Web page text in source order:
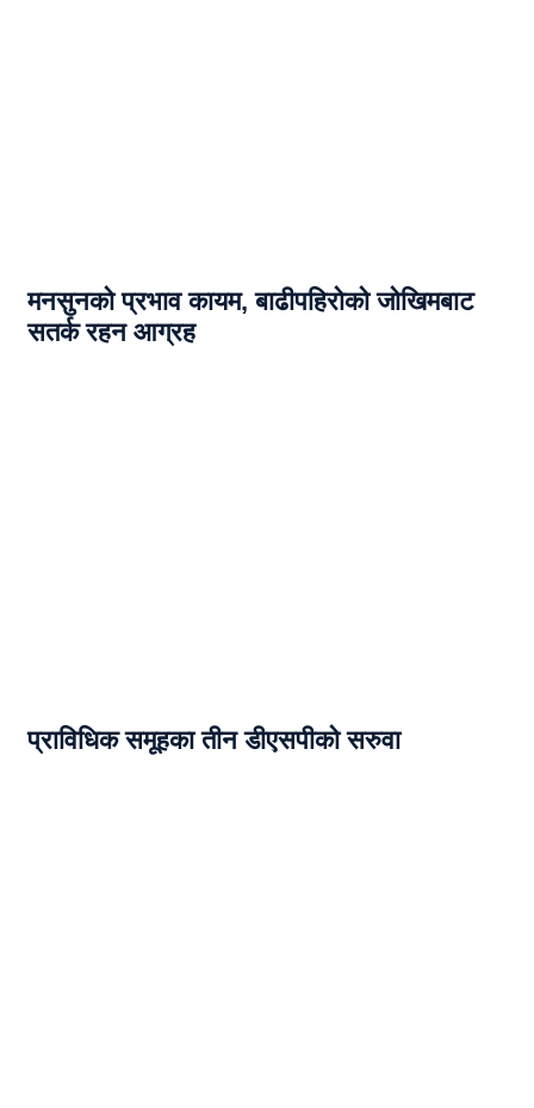
मनसुनको प्रभाव कायम, बाढीपहिरोको जोखिमबाट
सतर्क रहन आग्रह
प्राविधिक समूहका तीन डीएसपीको सरुवा